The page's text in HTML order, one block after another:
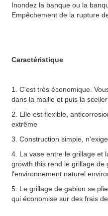
Inondez la banque ou la
Empêchement de la rupture
Caractéristique
1. C'est très économique.
dans la maille et puis la sceller
2. Elle est flexible,
extrême
3. Construction simple,
4. La vase entre le grillage et
growth.this rend le grillage de
l'environnement naturel
5. Le grillage de gabion se
qui économise sur des frais